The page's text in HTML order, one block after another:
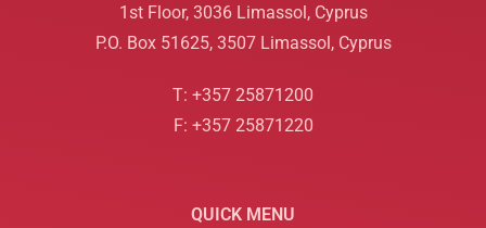
1st Floor, 3036 Limassol, Cyprus
P.O. Box 51625, 3507 Limassol, Cyprus
T: +357 25871200
F: +357 25871220
QUICK MENU